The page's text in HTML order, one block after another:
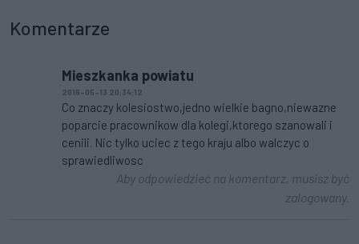
Komentarze
Mieszkanka powiatu
2016-05-13 20:34:12
Co znaczy kolesiostwo,jedno wielkie bagno,niewazne
poparcie pracownikow dla kolegi,ktorego szanowali i
cenili. Nic tylko uciec z tego kraju albo walczyc o
sprawiedliwosc
Aby odpowiedzieć na komentarz, musisz być
zalogowany.